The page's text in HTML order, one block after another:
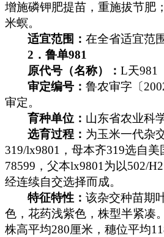
增施磷钾肥提苗，重施拔节肥
米螟。
适宜范围：在全省适宜范
2 ．鲁单981
原代号（名称）：L天981
审定编号：鲁农审字〔
审定。
育种单位： 山东省农业科
选育过程： 为玉米一代杂
319/lx9801 ，母本齐319选自美
78599 ，父本lx9801 为以502/
经连续自交选择而成。
特征特性：该杂交种苗期
色，花药浅紫色，株型半紧凑
株高平均280厘米 ，穗位平均